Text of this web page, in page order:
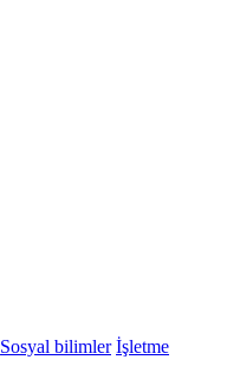
Sosyal bilimler İşletme